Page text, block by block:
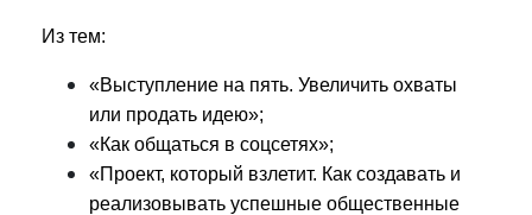
Из тем:
«Выступление на пять. Увеличить охваты
или продать идею»;
«Как общаться в соцсетях»;
«Проект, который взлетит. Как создавать и
реализовывать успешные общественные